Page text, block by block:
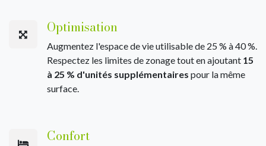
Optimisation
Augmentez l'espace de vie utilisable de 25 % à 40 %.
Respectez les limites de zonage tout en ajoutant 15
à 25 % d'unités supplémentaires pour la même
surface.
Confort